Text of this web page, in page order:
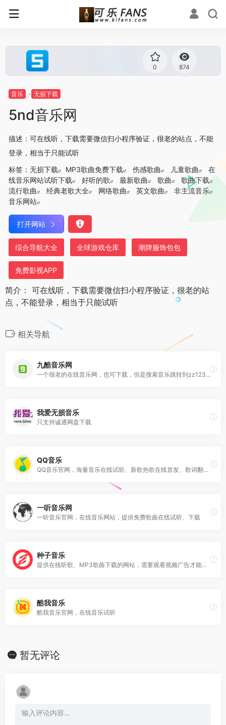
0 874
音乐 无损下载
5nd音乐网
描述：可在线听，下载需要微信扫小程序验证，很老的站点，不能
登录，相当于只能试听
标签： 无损下载 MP3歌曲免费下载 伤感歌曲 儿童歌曲
在
线音乐网站试听下载
好听的歌 最新歌曲 歌曲
歌曲下载
流行歌曲
经典老歌大全 网络歌曲 英文歌曲
非主流音乐
音乐网站
打开网站
综合导航大全 全球游戏仓库 潮牌服饰包包
免费影视APP
简介： 可在线听，下载需要微信扫小程序验证，很老的站
点，不能登录，相当于只能试听
相关导航
九酷音乐网
一个很老的在线音乐网，也可下载，但是搜索音乐跳转到zz123音乐网
我爱无损音乐
只支持诚通网盘下载
QQ音乐
QQ音乐官网，海量音乐在线试听、新歌热歌在线首发、歌词翻译、手机铃声下载、高品质无损音乐试听、海量无损曲库、正版音乐下载
一听音乐网
一听音乐官网，在线音乐网站，提供免费歌曲在线试听、下载
种子音乐
提供在线听歌、MP3歌曲下载的网站，需要观看视频广告才能解锁下载的权限
酷我音乐
酷我音乐官网，在线音乐试听
暂无评论